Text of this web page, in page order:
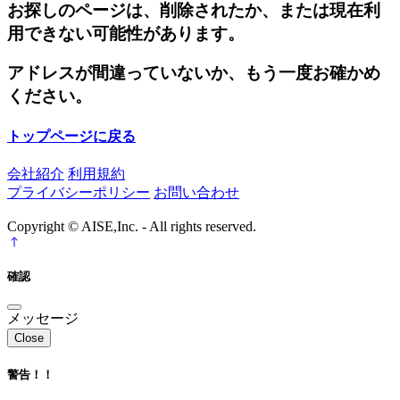
お探しのページは、削除されたか、または現在利
用できない可能性があります。
アドレスが間違っていないか、もう一度お確かめ
ください。
トップページに戻る
会社紹介 利用規約
プライバシーポリシー お問い合わせ
Copyright © AISE,Inc. - All rights reserved.
確認
メッセージ
Close
警告！！